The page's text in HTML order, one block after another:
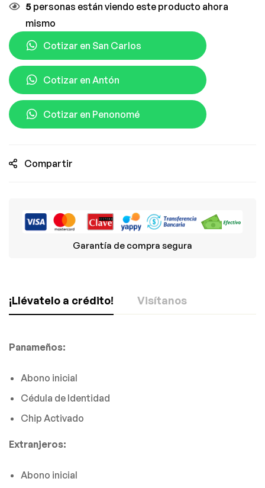
5 personas están viendo este producto ahora
mismo
Cotizar en San Carlos
Cotizar en Antón
Cotizar en Penonomé
Compartir
Garantía de compra segura
¡Llévatelo a crédito! Visítanos
Panameños:
Abono inicial
Cédula de Identidad
Chip Activado
Extranjeros:
Abono inicial
¡Dale click y descubre nuestras sucursales!